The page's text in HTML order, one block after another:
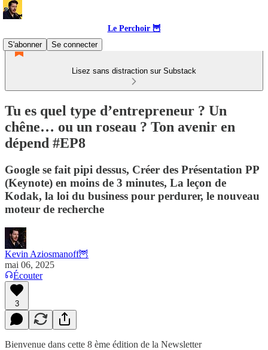
Le Perchoir 🦉
S'abonner
Se connecter
Lisez sans distraction sur Substack
Tu es quel type d’entrepreneur ? Un
chêne… ou un roseau ? Ton avenir en
dépend #EP8
Google se fait pipi dessus, Créer des Présentation PP
(Keynote) en moins de 3 minutes, La leçon de
Kodak, la loi du business pour perdurer, le nouveau
moteur de recherche
Kevin Aziosmanoff🦉
mai 06, 2025
Écouter
3
Bienvenue dans cette 8 ème édition de la Newsletter